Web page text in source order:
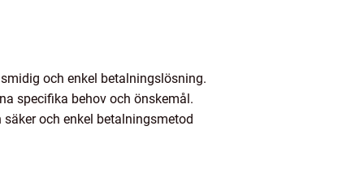
och enkel betalningslösning.
specifika behov och önskemål.
och enkel betalningsmetod